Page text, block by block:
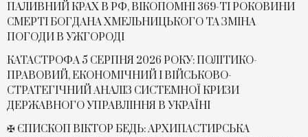
ПАЛИВНИЙ КРАХ В РФ, ВІКОПОМНІ 369-ТІ РОКОВИНИ
СМЕРТІ БОГДАНА ХМЕЛЬНИЦЬКОГО ТА ЗМІНА
ПОГОДИ В УЖГОРОДІ
КАТАСТРОФА 5 СЕРПНЯ 2026 РОКУ: ПОЛІТИКО-
ПРАВОВИЙ, ЕКОНОМІЧНИЙ І ВІЙСЬКОВО-
СТРАТЕГІЧНИЙ АНАЛІЗ СИСТЕМНОЇ КРИЗИ
ДЕРЖАВНОГО УПРАВЛІННЯ В УКРАЇНІ
✠ ЄПИСКОП ВІКТОР БЕДЬ: АРХИПАСТИРСЬКА